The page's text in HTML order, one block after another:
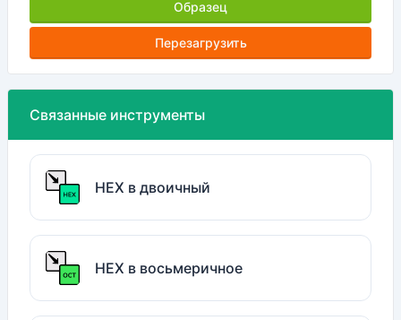
Образец
Перезагрузить
Связанные инструменты
HEX в двоичный
HEX в восьмеричное